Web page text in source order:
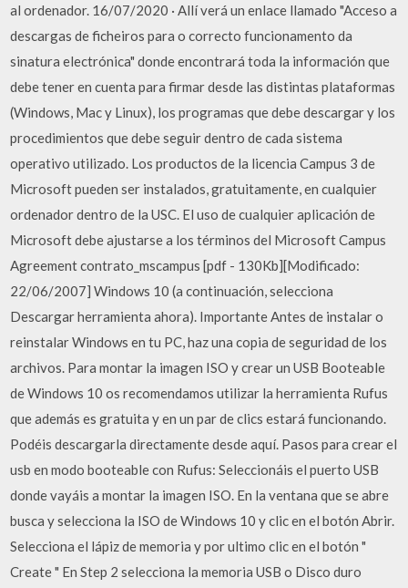
al ordenador. 16/07/2020 · Allí verá un enlace llamado "Acceso a
descargas de ficheiros para o correcto funcionamento da
sinatura electrónica" donde encontrará toda la información que
debe tener en cuenta para firmar desde las distintas plataformas
(Windows, Mac y Linux), los programas que debe descargar y los
procedimientos que debe seguir dentro de cada sistema
operativo utilizado. Los productos de la licencia Campus 3 de
Microsoft pueden ser instalados, gratuitamente, en cualquier
ordenador dentro de la USC. El uso de cualquier aplicación de
Microsoft debe ajustarse a los términos del Microsoft Campus
Agreement contrato_mscampus [pdf - 130Kb][Modificado:
22/06/2007] Windows 10 (a continuación, selecciona
Descargar herramienta ahora). Importante Antes de instalar o
reinstalar Windows en tu PC, haz una copia de seguridad de los
archivos. Para montar la imagen ISO y crear un USB Booteable
de Windows 10 os recomendamos utilizar la herramienta Rufus
que además es gratuita y en un par de clics estará funcionando.
Podéis descargarla directamente desde aquí. Pasos para crear el
usb en modo booteable con Rufus: Seleccionáis el puerto USB
donde vayáis a montar la imagen ISO. En la ventana que se abre
busca y selecciona la ISO de Windows 10 y clic en el botón Abrir.
Selecciona el lápiz de memoria y por ultimo clic en el botón "
Create " En Step 2 selecciona la memoria USB o Disco duro